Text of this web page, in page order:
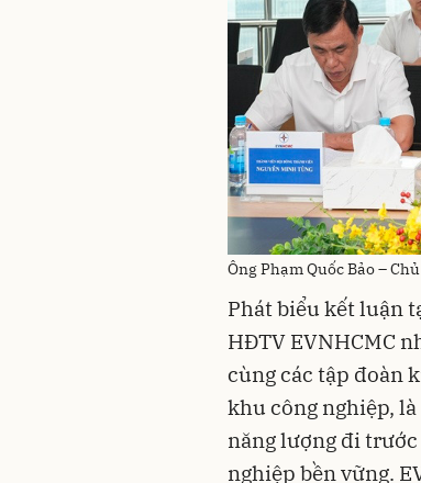
Ông Phạm Quốc Bảo –
Phát biểu kết luận
HĐTV EVNHCMC
cùng các tập đoàn
khu công nghiệp,
năng lượng đi
nghiệp bền vững.